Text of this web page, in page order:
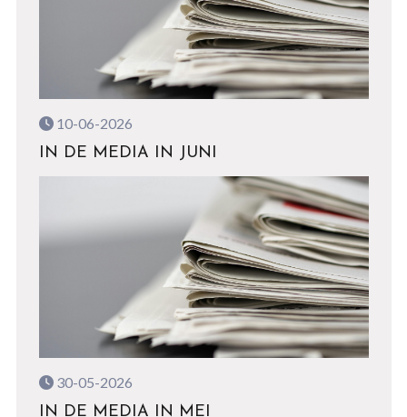
10-06-2026
IN DE MEDIA IN JUNI
30-05-2026
IN DE MEDIA IN MEI